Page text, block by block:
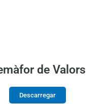
de Valors
Descarregar